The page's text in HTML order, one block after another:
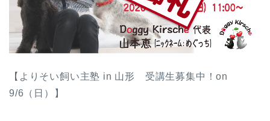
【よりそい飼い主塾 in 山形 受講生募集中！on
9/6（日）】